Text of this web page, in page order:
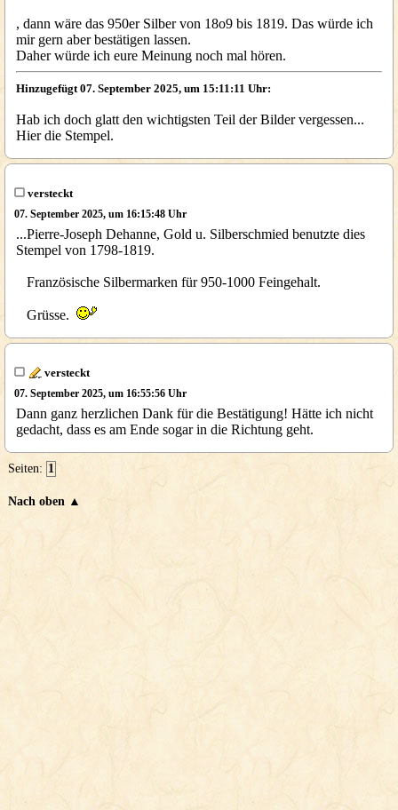
, dann wäre das 950er Silber von 18o9 bis 1819. Das würde ich
mir gern aber bestätigen lassen.
Daher würde ich eure Meinung noch mal hören.
Hinzugefügt 07. September 2025, um 15:11:11 Uhr:
Hab ich doch glatt den wichtigsten Teil der Bilder vergessen...
Hier die Stempel.
versteckt
07. September 2025, um 16:15:48 Uhr
...Pierre-Joseph Dehanne, Gold u. Silberschmied benutzte dies
Stempel von 1798-1819.
Französische Silbermarken für 950-1000 Feingehalt.
Grüsse.
versteckt
07. September 2025, um 16:55:56 Uhr
Dann ganz herzlichen Dank für die Bestätigung! Hätte ich nicht
gedacht, dass es am Ende sogar in die Richtung geht.
Seiten: 1
Nach oben ▲